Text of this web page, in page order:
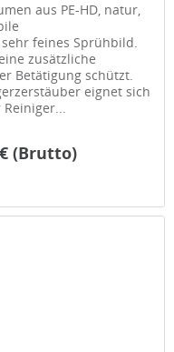
aus PE-HD, natur,
feines Sprühbild.
zusätzliche
Betätigung schützt.
eignet sich
(Brutto)